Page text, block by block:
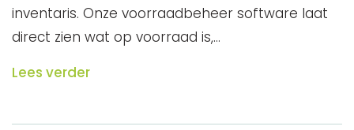
inventaris. Onze voorraadbeheer software laat
direct zien wat op voorraad is,…
Lees verder